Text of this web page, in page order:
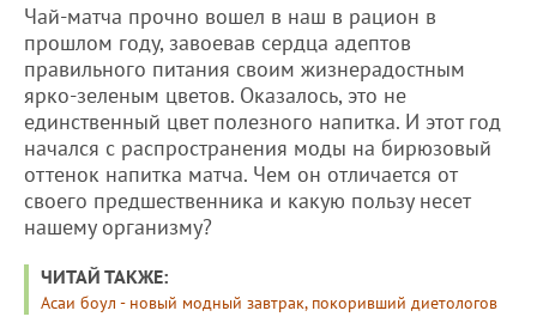
Чай-матча прочно вошел в наш в рацион в
прошлом году, завоевав сердца адептов
правильного питания своим жизнерадостным
ярко-зеленым цветов. Оказалось, это не
единственный цвет полезного напитка. И этот год
начался с распространения моды на бирюзовый
оттенок напитка матча. Чем он отличается от
своего предшественника и какую пользу несет
нашему организму?
ЧИТАЙ ТАКЖЕ:
Асаи боул - новый модный завтрак, покоривший диетологов